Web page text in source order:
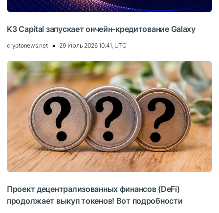
K3 Capital запускает ончейн-кредитование Galaxy
cryptonews.net 29 Июль 2026 10:41, UTC
Проект децентрализованных финансов (DeFi)
продолжает выкуп токенов! Вот подробности